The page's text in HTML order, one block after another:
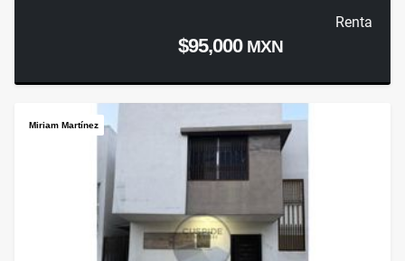
Renta
$95,000 MXN
Miriam Martínez